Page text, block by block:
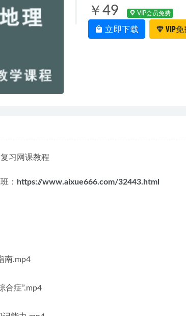
￥49 VIP会员免费
立即下载 VIP
习网课教程
： https://www.aixue666.com/32443.html
南.mp4
合症”.mp4
2025赵礼显高二数学暑假班网课教程
有道2025高昕高二数学下学期寒假班网课
2024谢一凡高三生物a网课24年高考生物